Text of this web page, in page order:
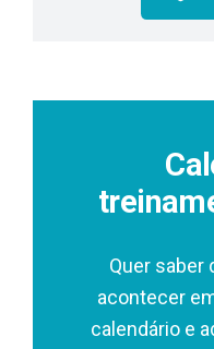
Quer saber
acontecer
calendário e